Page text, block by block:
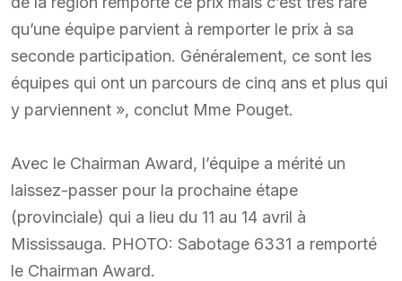
qu’une équipe parvient à remporter le prix à sa
seconde participation. Généralement, ce sont les
équipes qui ont un parcours de cinq ans et plus qui
y parviennent », conclut Mme Pouget.
Avec le Chairman Award, l’équipe a mérité un
laissez-passer pour la prochaine étape
(provinciale) qui a lieu du 11 au 14 avril à
Mississauga. PHOTO: Sabotage 6331 a remporté
le Chairman Award.